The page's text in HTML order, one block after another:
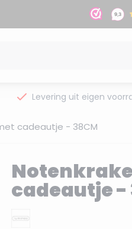
Levering uit eigen
cadeautje - 38CM
cadeautje -